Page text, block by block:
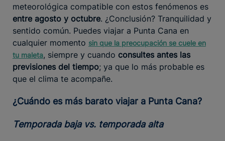
meteorológica compatible con estos fenómenos es
entre agosto y octubre. ¿Conclusión? Tranquilidad y
sentido común. Puedes viajar a Punta Cana en
cualquier momento sin que la preocupación se cuele en
tu maleta, siempre y cuando consultes antes las
previsiones del tiempo; ya que lo más probable es
que el clima te acompañe.
¿Cuándo es más barato viajar a Punta Cana?
Temporada baja vs. temporada alta